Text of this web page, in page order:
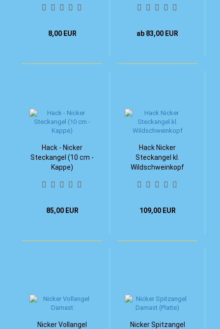
8,00 EUR ab 83,00 EUR
Hack - Nicker
Steckangel (10 cm -
Kappe)
85,00 EUR
Hack Nicker
Steckangel kl.
Wildschweinkopf
109,00 EUR
Nicker Vollangel
Nicker Spitzangel